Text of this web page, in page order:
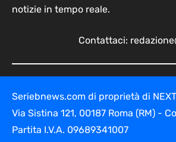
notizie in tempo reale.
Contattaci:
Seriebnews.com di proprietà di
Via Sistina 121, 00187 Roma (RM) -
Partita I.V.A. 09689341007